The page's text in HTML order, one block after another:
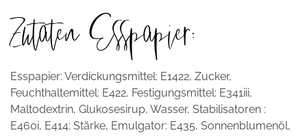
Zutaten Esspapier:
Esspapier: Verdickungsmittel: E1422, Zucker,
Feuchthaltemittel: E422, Festigungsmittel: E341iii,
Maltodextrin, Glukosesirup, Wasser, Stabilisatoren :
E460i, E414; Stärke, Emulgator: E435, Sonnenblumenöl,